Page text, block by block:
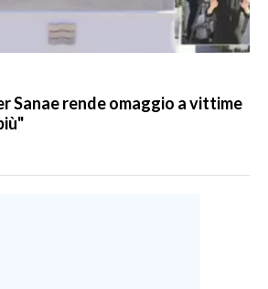
Sanae rende omaggio a vittime